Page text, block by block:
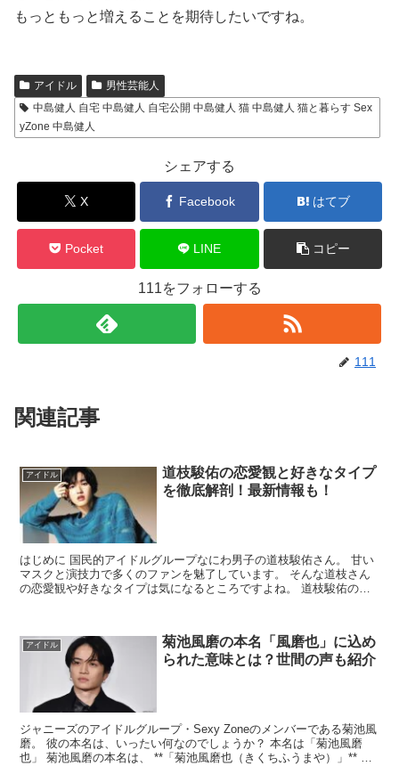
もっともっと増えることを期待したいですね。
アイドル
男性芸能人
中島健人 自宅 中島健人 自宅公開 中島健人 猫 中島健人 猫と暮らす Sex
yZone 中島健人
シェアする
X Facebook はてブ
Pocket LINE コピー
111をフォローする
111
関連記事
アイドル
道枝駿佑の恋愛観と好きなタイプ
を徹底解剖！最新情報も！
はじめに 国民的アイドルグループなにわ男子の道枝駿佑さん。 甘い
マスクと演技力で多くのファンを魅了しています。 そんな道枝さん
の恋愛観や好きなタイプは気になるところですよね。 道枝駿佑の恋
アイドル
菊池風磨の本名「風磨也」に込め
られた意味とは？世間の声も紹介
ジャニーズのアイドルグループ・Sexy Zoneのメンバーである菊池風
磨。 彼の本名は、いったい何なのでしょうか？ 本名は「菊池風磨
也」 菊池風磨の本名は、 **「菊池風磨也（きくちふうまや）」** で